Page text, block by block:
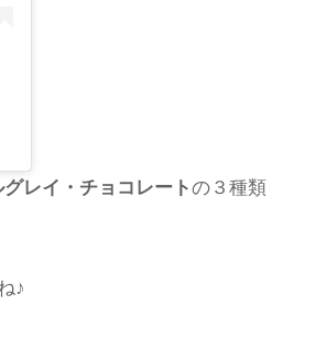
レイ・チョコレートの３種類
♪